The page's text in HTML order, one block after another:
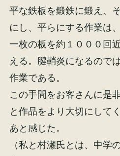
平な鉄板を鍛鉄に鍛え、
にし、平らにする作業は
一枚の板を約１０００回
える。腱鞘炎になるので
作業である。
この手間をお客さんに是
と作品をより大切にして
あと感じた。
（私と村瀬氏とは、中学
会社概要
スタッフ紹介
家
イベント情報